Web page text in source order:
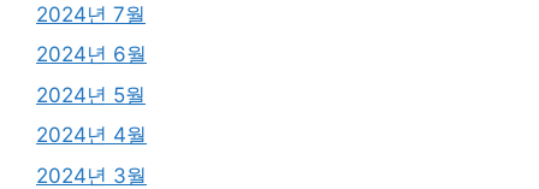
2024년 7월
2024년 6월
2024년 5월
2024년 4월
2024년 3월